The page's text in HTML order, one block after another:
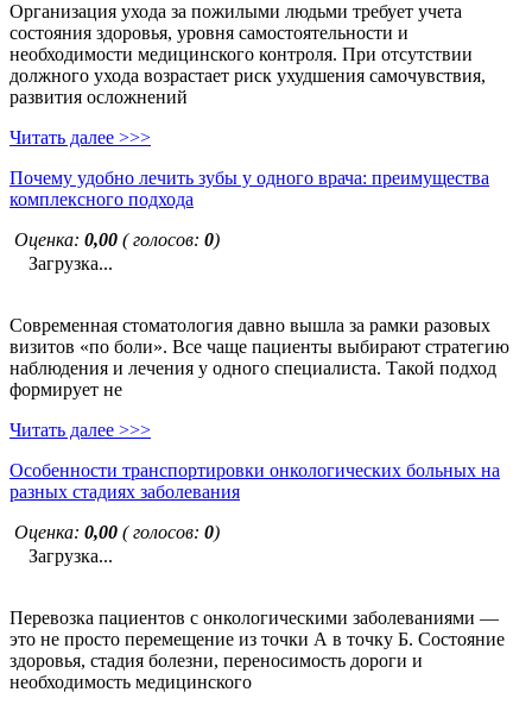
Организация ухода за пожилыми людьми требует учета
состояния здоровья, уровня самостоятельности и
необходимости медицинского контроля. При отсутствии
должного ухода возрастает риск ухудшения самочувствия,
развития осложнений
Читать далее >>>
Почему удобно лечить зубы у одного врача: преимущества
комплексного подхода
Оценка: 0,00 ( голосов: 0)
Загрузка...
Современная стоматология давно вышла за рамки разовых
визитов «по боли». Все чаще пациенты выбирают стратегию
наблюдения и лечения у одного специалиста. Такой подход
формирует не
Читать далее >>>
Особенности транспортировки онкологических больных на
разных стадиях заболевания
Оценка: 0,00 ( голосов: 0)
Загрузка...
Перевозка пациентов с онкологическими заболеваниями —
это не просто перемещение из точки А в точку Б. Состояние
здоровья, стадия болезни, переносимость дороги и
необходимость медицинского